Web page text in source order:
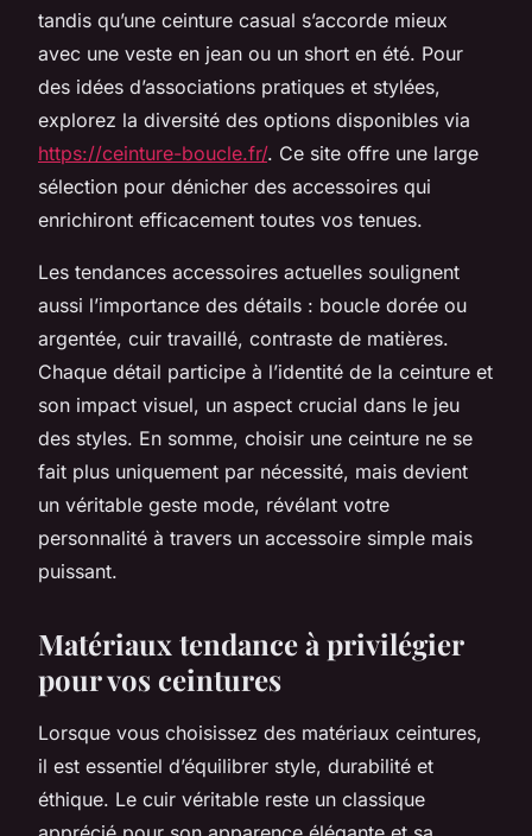
tandis qu’une ceinture casual s’accorde mieux
avec une veste en jean ou un short en été. Pour
des idées d’associations pratiques et stylées,
explorez la diversité des options disponibles via
https://ceinture-boucle.fr/. Ce site offre une large
sélection pour dénicher des accessoires qui
enrichiront efficacement toutes vos tenues.
Les tendances accessoires actuelles soulignent
aussi l’importance des détails : boucle dorée ou
argentée, cuir travaillé, contraste de matières.
Chaque détail participe à l’identité de la ceinture et
son impact visuel, un aspect crucial dans le jeu
des styles. En somme, choisir une ceinture ne se
fait plus uniquement par nécessité, mais devient
un véritable geste mode, révélant votre
personnalité à travers un accessoire simple mais
puissant.
Matériaux tendance à privilégier
pour vos ceintures
Lorsque vous choisissez des matériaux ceintures,
il est essentiel d’équilibrer style, durabilité et
éthique. Le cuir véritable reste un classique